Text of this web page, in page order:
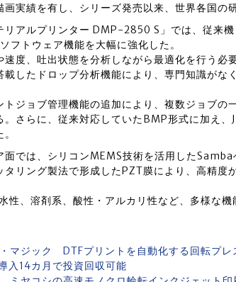
画実績を有し、シリーズ発売以来、世界各国の
リアルプリンター DMP-2850 S」では、従来
フトウェア機能を大幅に強化した。
速度、吐出状態を分析しながら最適化を行う必
載したドロップ分析機能により、専門知識がな
トジョブ管理機能の追加により、複数ジョブの
。さらに、従来対応していたBMP形式に加え
面では、シリコンMEMS技術を活用した
タリング製法で形成したPZT膜により、高精度
性、溶剤系、酸性・アルカリ性など、多様な機
マジック DTFプリントを自動化する回転プレ
入14カ月で投資回収可能